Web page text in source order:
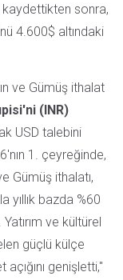
kaydettikten sonra,
4.600$ altındaki
ve Gümüş ithalat
(INR)
USD talebini
1. çeyreğinde,
Gümüş ithalatı,
yıllık bazda %60
ve kültürel
güçlü külçe
genişletti,"